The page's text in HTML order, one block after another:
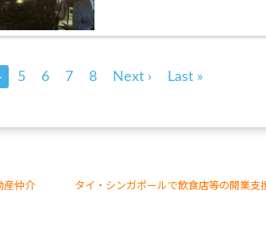
5 6 7 8 Next › Last »
産仲介 タイ・シンガポールで飲食店等の開業支